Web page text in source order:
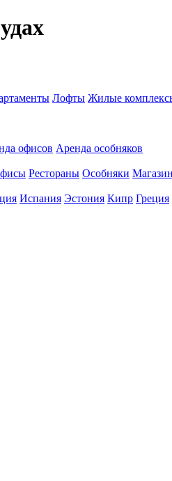
Лофты Жилые
офисов Аренда особняков
Рестораны Особняки
Испания Эстония Кипр Греция